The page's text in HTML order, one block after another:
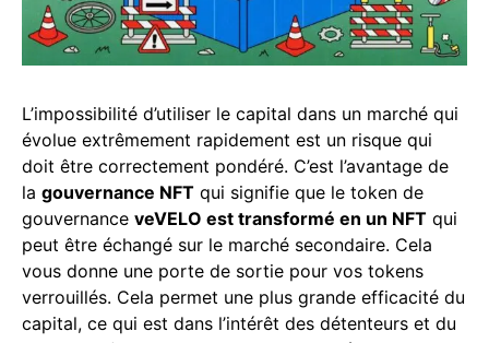
L’impossibilité d’utiliser le capital dans un marché qui
évolue extrêmement rapidement est un risque qui
doit être correctement pondéré. C’est l’avantage de
la gouvernance NFT qui signifie que le token de
gouvernance veVELO est transformé en un NFT qui
peut être échangé sur le marché secondaire. Cela
vous donne une porte de sortie pour vos tokens
verrouillés. Cela permet une plus grande efficacité du
capital, ce qui est dans l’intérêt des détenteurs et du